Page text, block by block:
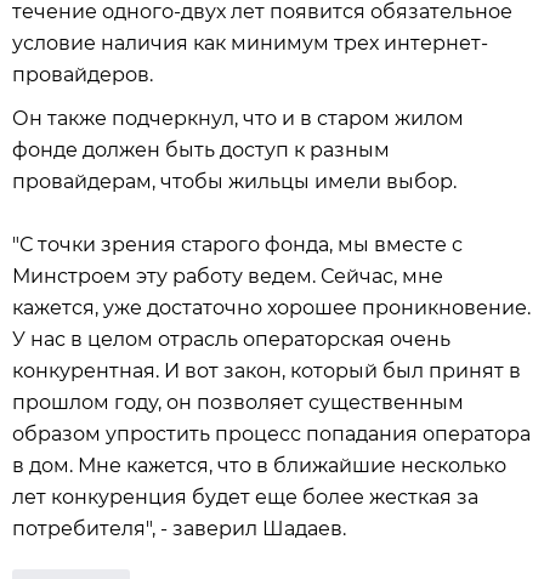
течение одного-двух лет появится обязательное
условие наличия как минимум трех интернет-
провайдеров.
Он также подчеркнул, что и в старом жилом
фонде должен быть доступ к разным
провайдерам, чтобы жильцы имели выбор.
"С точки зрения старого фонда, мы вместе с
Минстроем эту работу ведем. Сейчас, мне
кажется, уже достаточно хорошее проникновение.
У нас в целом отрасль операторская очень
конкурентная. И вот закон, который был принят в
прошлом году, он позволяет существенным
образом упростить процесс попадания оператора
в дом. Мне кажется, что в ближайшие несколько
лет конкуренция будет еще более жесткая за
потребителя", - заверил Шадаев.